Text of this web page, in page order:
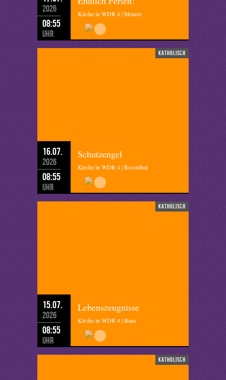
2026
08:55
Uhr
Kirche in WDR 4 | Meurer
katholisch
16.07.
2026
08:55
Uhr
Schutzengel
Kirche in WDR 4 | Rosenthal
katholisch
15.07.
2026
08:55
Uhr
Lebenszeugnisse
Kirche in WDR 4 | Bans
katholisch